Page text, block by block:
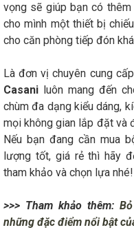
vọng sẽ giúp bạn có
cho mình một thiết bị
cho căn phòng tiếp đón
Là đơn vị chuyên cung
Casani luôn mang đến
chùm đa dạng kiểu dáng,
mọi không gian lắp đặt và
Nếu bạn đang cần mua
lượng tốt, giá rẻ thì hãy
tham khảo và chọn lựa nhé!
>>> Tham khảo thêm:
những đặc điểm nổi bật